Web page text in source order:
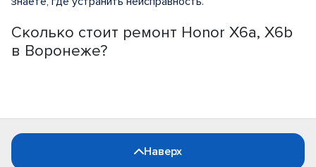
Сколько стоит ремонт Honor X6a, X6b
в Воронеже?
Наверх